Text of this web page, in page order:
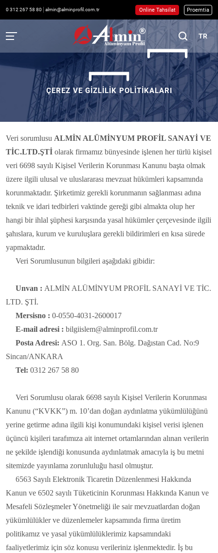
0 312 267 58 80 almin@alminprofil.com.tr Online Tahsilat Proemtia
TR
ÇEREZ VE GİZLİLİK POLİTİKALARI
Veri sorumlusu ALMİN ALÜMİNYUM PROFİL SANAYİ VE
TİC.LTD.ŞTİ olarak firmamız bünyesinde işlenen her türlü kişisel
veri 6698 sayılı Kişisel Verilerin Korunması Kanunu başta olmak
üzere ilgili ulusal ve uluslararası mevzuat hükümleri kapsamında
korunmaktadır. Şirketimiz gerekli korunmanın sağlanması adına
teknik ve idari tedbirleri vaktinde gereği gibi almakta olup her
hangi bir ihlal şüphesi karşısında yasal hükümler çerçevesinde ilgili
şahıslara, kurum ve kuruluşlara gerekli bildirimleri en kısa sürede
yapmaktadır.
Veri Sorumlusunun bilgileri aşağıdaki gibidir:
Unvan : ALMİN ALÜMİNYUM PROFİL SANAYİ VE TİC.
LTD. ŞTİ.
Mersisno : 0-0550-4031-2600017
E-mail adresi : bilgiislem@alminprofil.com.tr
Posta Adresi: ASO 1. Org. San. Bölg. Dağıstan Cad. No:9
Sincan/ANKARA
Tel: 0312 267 58 80
Veri Sorumlusu olarak 6698 sayılı Kişisel Verilerin Korunması
Kanunu (“KVKK”) m. 10’dan doğan aydınlatma yükümlülüğünü
yerine getirme adına ilgili kişi konumundaki kişisel verisi işlenen
üçüncü kişileri tarafımıza ait internet ortamlarından alınan verilerin
ne şekilde işlendiği konusunda aydınlatmak amacıyla iş bu metni
sitemizde yayınlama zorunluluğu hasıl olmuştur.
6563 Sayılı Elektronik Ticaretin Düzenlenmesi Hakkında
Kanun ve 6502 sayılı Tüketicinin Korunması Hakkında Kanun ve
Mesafeli Sözleşmeler Yönetmeliği ile sair mevzuatlardan doğan
yükümlülükler ve düzenlemeler kapsamında firma üretim
politikamız ve yasal yükümlülüklerimiz kapsamındaki
faaliyetlerimiz için söz konusu verileriniz işlenmektedir. İş bu